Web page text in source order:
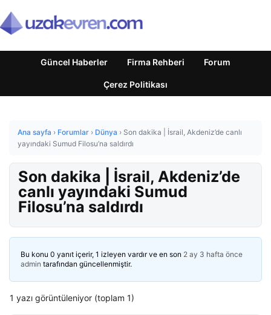
Güncel Haberler Firma Rehberi Forum
Çerez Politikası
Ana sayfa › Forumlar › Dünya › Son dakika | İsrail, Akdeniz’de canlı
yayındaki Sumud Filosu’na saldırdı
Son dakika | İsrail, Akdeniz’de
canlı yayındaki Sumud
Filosu’na saldırdı
Bu konu 0 yanıt içerir, 1 izleyen vardır ve en son 2 ay 3 hafta önce
admin tarafından güncellenmiştir.
1 yazı görüntüleniyor (toplam 1)